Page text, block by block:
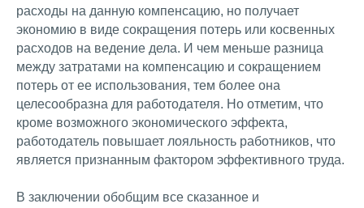
расходы на данную компенсацию, но получает
экономию в виде сокращения потерь или косвенных
расходов на ведение дела. И чем меньше разница
между затратами на компенсацию и сокращением
потерь от ее использования, тем более она
целесообразна для работодателя. Но отметим, что
кроме возможного экономического эффекта,
работодатель повышает лояльность работников, что
является признанным фактором эффективного труда.
В заключении обобщим все сказанное и